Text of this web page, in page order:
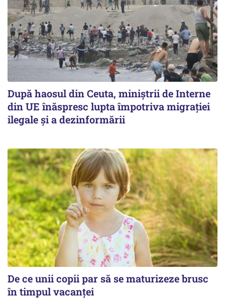
După haosul din Ceuta, miniștrii de Interne
din UE înăspresc lupta împotriva migrației
ilegale și a dezinformării
De ce unii copii par să se maturizeze brusc
în timpul vacanței